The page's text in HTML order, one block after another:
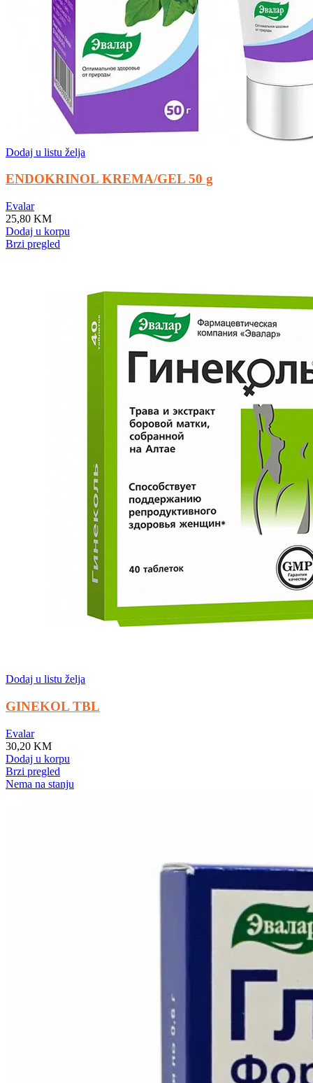
Dodaj u listu želja
ENDOKRINOL KREMA/GEL 50 g
Evalar
25,80 KM
Dodaj u korpu
Brzi pregled
Dodaj u listu želja
GINEKOL TBL
Evalar
30,20 KM
Dodaj u korpu
Brzi pregled
Nema na stanju